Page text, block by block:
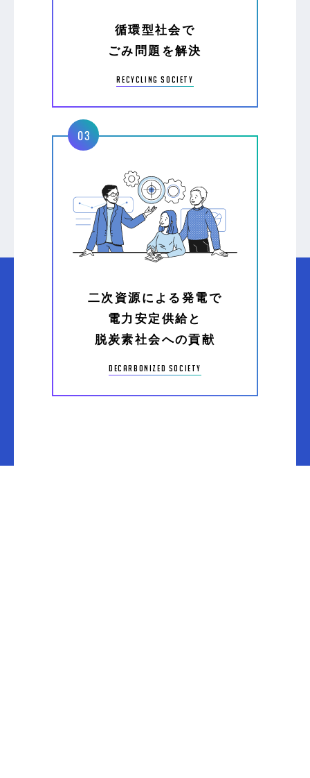
循環型社会で
ごみ問題を解決
recycling society
二次資源による発電で
電力安定供給と
脱炭素社会への貢献
decarbonized society